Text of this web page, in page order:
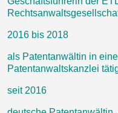
2016 bis 2018
als Patentanwältin in
Patentanwaltskanzlei
seit 2016